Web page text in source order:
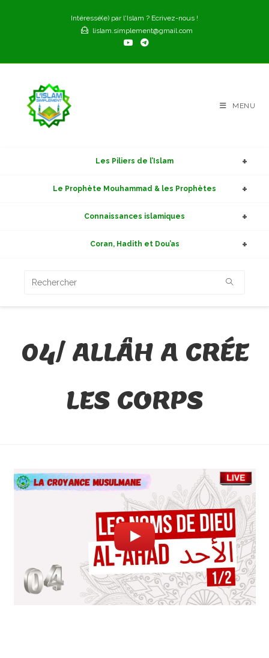
Intéressé(e) par l'Islam ? Ecrivez-nous !
lislam.simplement@gmail.com
MENU
Les Piliers de l’Islam
Le Prophète Mouhammad & les Prophètes
Connaissances islamiques
Coran, Hadith et Dou’as
04/ ALLÂH A CRÉE
LES CORPS